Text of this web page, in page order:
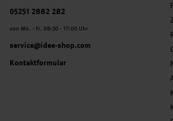
Telefonnummer
05251 2882 282
von Mo. - Fr. 08:30 - 17:00 Uhr
service@idee-shop.com
Kontaktformular